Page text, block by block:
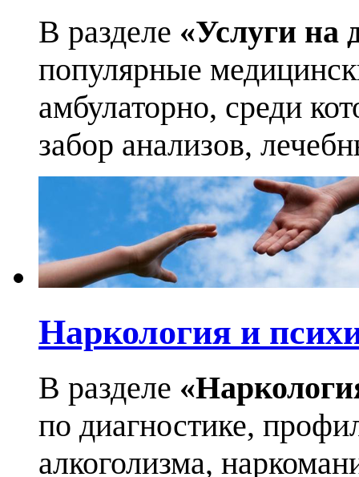
В разделе «Услуги на
популярные
амбулаторно, среди
забор анализов,
Наркология и
В разделе
по диагностике,
алкоголизма,